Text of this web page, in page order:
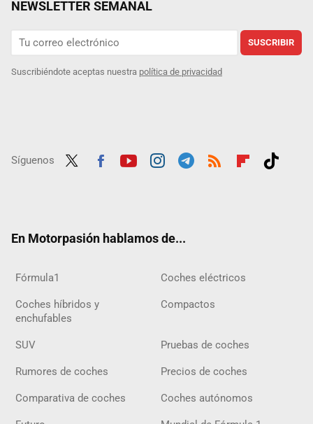
NEWSLETTER SEMANAL
SUSCRIBIR
Suscribiéndote aceptas nuestra política de privacidad
Síguenos
En Motorpasión hablamos de...
Fórmula1 Coches eléctricos
Coches híbridos y
enchufables
Compactos
SUV Pruebas de coches
Rumores de coches Precios de coches
Comparativa de coches Coches autónomos